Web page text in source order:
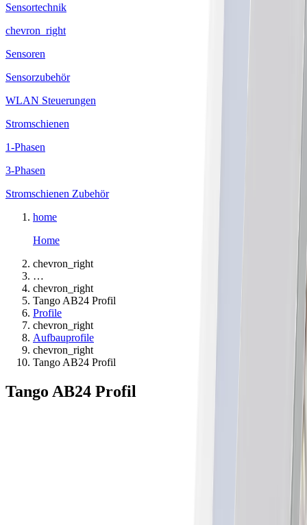
Sensortechnik
chevron_right
Sensoren
Sensorzubehör
WLAN Steuerungen
Stromschienen
1-Phasen
3-Phasen
Stromschienen Zubehör
home
Home
chevron_right
…
chevron_right
Tango AB24 Profil
Profile
chevron_right
Aufbauprofile
chevron_right
Tango AB24 Profil
Tango AB24 Profil